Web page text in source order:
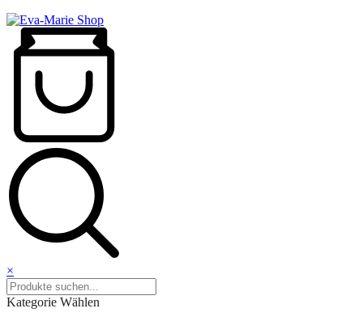
×
Kategorie Wählen